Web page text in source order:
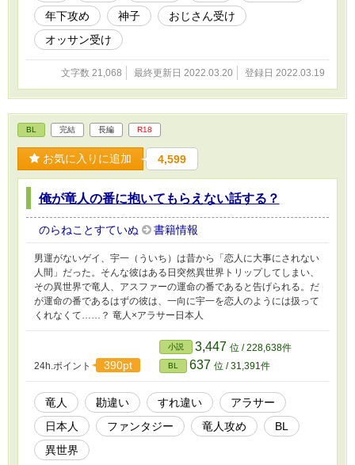
年下攻め
神子
おじさん受け
オッサン受け
文字数 21,068 最終更新日 2022.03.20 登録日 2022.03.19
BL 完結 長編 R18
お気に入りに追加 4,599
俺が竜人の番に抱いてもらえない話する？
のらねことすていぬ 書籍情報
男運がないゲイ、宇一（ういち）は昔から「恋人に大事にされない
人間」だった。そんな彼はある日突然異世界トリップしてしまい、
その異世界で竜人、アスファーの運命の番であると告げられる。だ
が運命の番であるはずの彼は、一向に宇一を恋人のようには扱って
くれなくて……？ 竜人×アラサー日本人
24h.ポイント 390pt
小説 3,447 位 / 228,638件
BL 637 位 / 31,391件
竜人 勘違い すれ違い
アラサー
日本人
ファンタジー 竜人攻め
BL
異世界